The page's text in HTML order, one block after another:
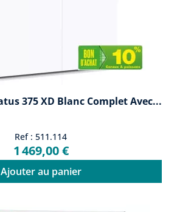
375 XD Blanc Complet Avec...
Ref : 511.114
1 469,00 €
Ajouter au panier